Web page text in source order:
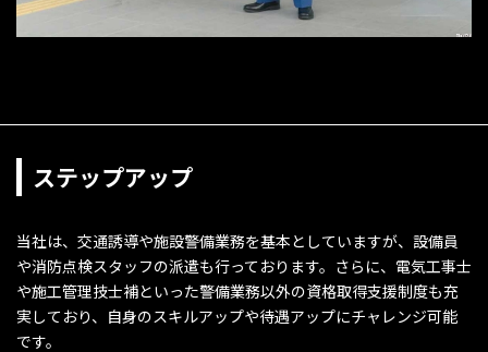
ステップアップ
当社は、交通誘導や施設警備業務を基本としていますが、設備員
や消防点検スタッフの派遣も行っております。さらに、電気工事士
や施工管理技士補といった警備業務以外の資格取得支援制度も充
実しており、自身のスキルアップや待遇アップにチャレンジ可能
です。